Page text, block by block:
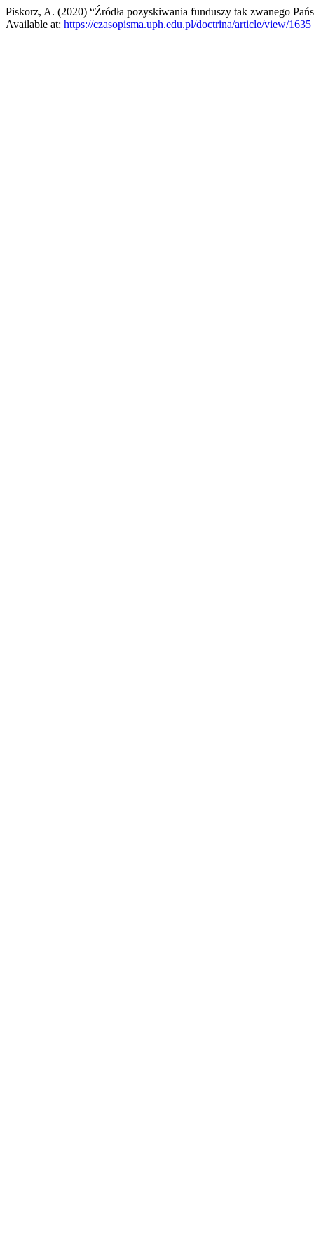
Piskorz, A. (2020) “Źródła pozyskiwania funduszy tak zwanego
Available at: https://czasopisma.uph.edu.pl/doctrina/article/view/1635